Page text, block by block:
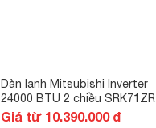
Dàn lạnh Mitsubishi Inverter
24000 BTU 2 chiều
W5 gas R-32
Giá từ 10.390.000 đ